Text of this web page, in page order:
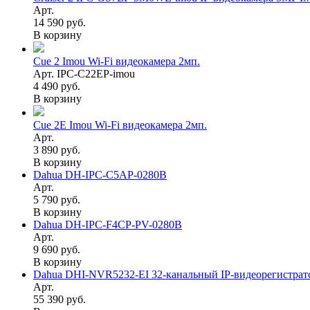
Арт.
14 590 руб.
В корзину
Cue 2 Imou Wi-Fi видеокамера 2мп.
Арт. IPC-C22EP-imou
4 490 руб.
В корзину
Cue 2E Imou Wi-Fi видеокамера 2мп.
Арт.
3 890 руб.
В корзину
Dahua DH-IPC-C5AP-0280B
Арт.
5 790 руб.
В корзину
Dahua DH-IPC-F4CP-PV-0280B
Арт.
9 690 руб.
В корзину
Dahua DHI-NVR5232-EI 32-канальный IP-
Арт.
55 390 руб.